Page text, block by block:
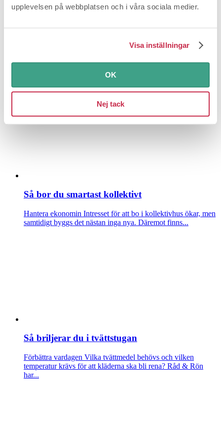
upplevelsen på webbplatsen och i våra sociala medier.
Visa inställningar
OK
Nej tack
Här är bästa råden när du köper kyl och frys
som är värd att fundera extra över innan du slår till. Rå...
Så bor du smartast kollektivt
Hantera ekonomin Intresset för att bo i kollektivhus ökar, men
samtidigt byggs det nästan inga nya. Däremot finns...
Så briljerar du i tvättstugan
Förbättra vardagen Vilka tvättmedel behövs och vilken
temperatur krävs för att kläderna ska bli rena? Råd & Rön
har...